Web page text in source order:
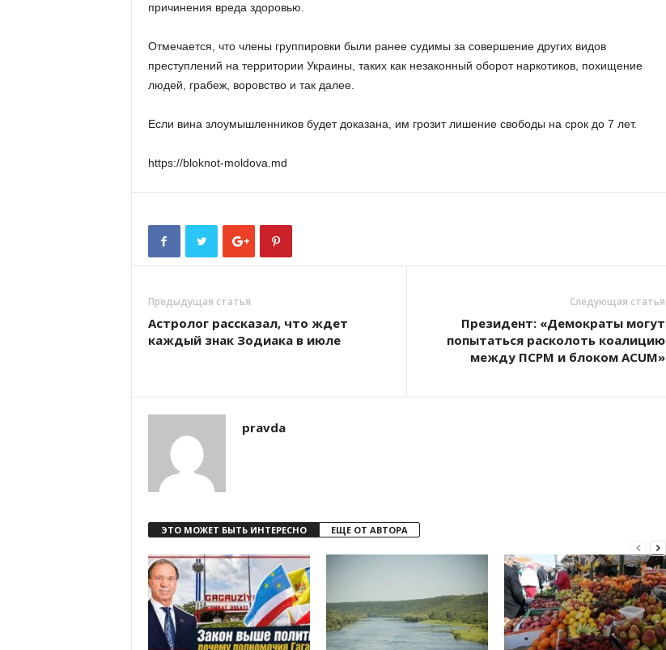
причинения вреда здоровью.
Отмечается, что члены группировки были ранее судимы за совершение других видов
преступлений на территории Украины, таких как незаконный оборот наркотиков, похищение
людей, грабеж, воровство и так далее.
Если вина злоумышленников будет доказана, им грозит лишение свободы на срок до 7 лет.
https://bloknot-moldova.md
Предыдущая статья
Астролог рассказал, что ждет
каждый знак Зодиака в июле
Следующая статья
Президент: «Демократы могут
попытаться расколоть коалицию
между ПСРМ и блоком ACUM»
pravda
ЭТО МОЖЕТ БЫТЬ ИНТЕРЕСНО ЕЩЕ ОТ АВТОРА